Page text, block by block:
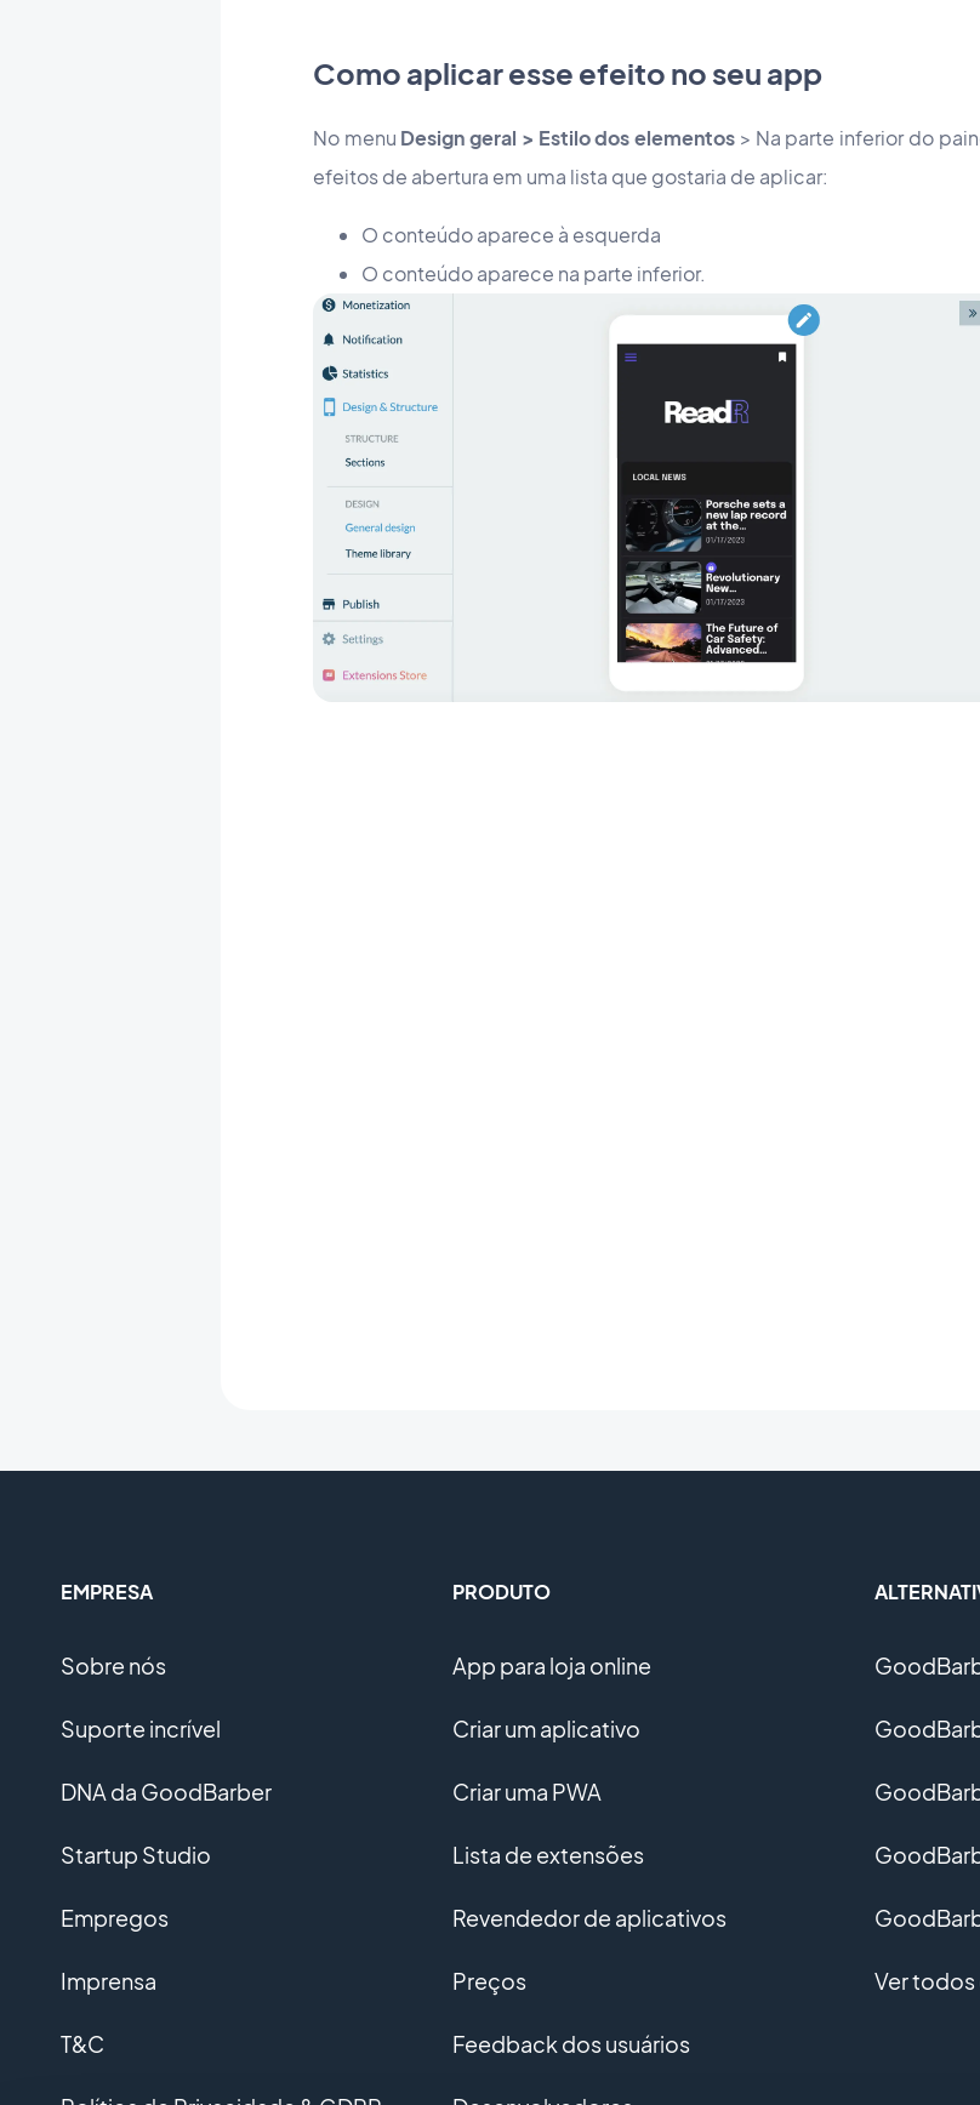
Como aplicar esse efeito no seu app
No menu Design geral > Estilo dos elementos > Na parte inferior do
efeitos de abertura em uma lista que gostaria de aplicar:
O conteúdo aparece à esquerda
O conteúdo aparece na parte inferior.
EMPRESA
Sobre nós
Suporte incrível
DNA da GoodBarber
Startup Studio
Empregos
Imprensa
T&C
PRODUTO
App para loja online
Criar um aplicativo
Criar uma PWA
Lista de extensões
Revendedor de aplicativos
Preços
Feedback dos usuários
Ver